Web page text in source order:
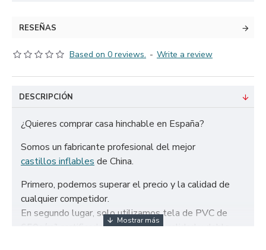
RESEÑAS
Based on 0 reviews. - Write a review
DESCRIPCIÓN
¿Quieres comprar casa hinchable en España?
Somos un fabricante profesional del mejor
castillos inflables de China.
Primero, podemos superar el precio y la calidad de
cualquier competidor.
En segundo lugar, solo utilizamos tela de PVC de
650g/m² certificada de la más alta calidad y doble